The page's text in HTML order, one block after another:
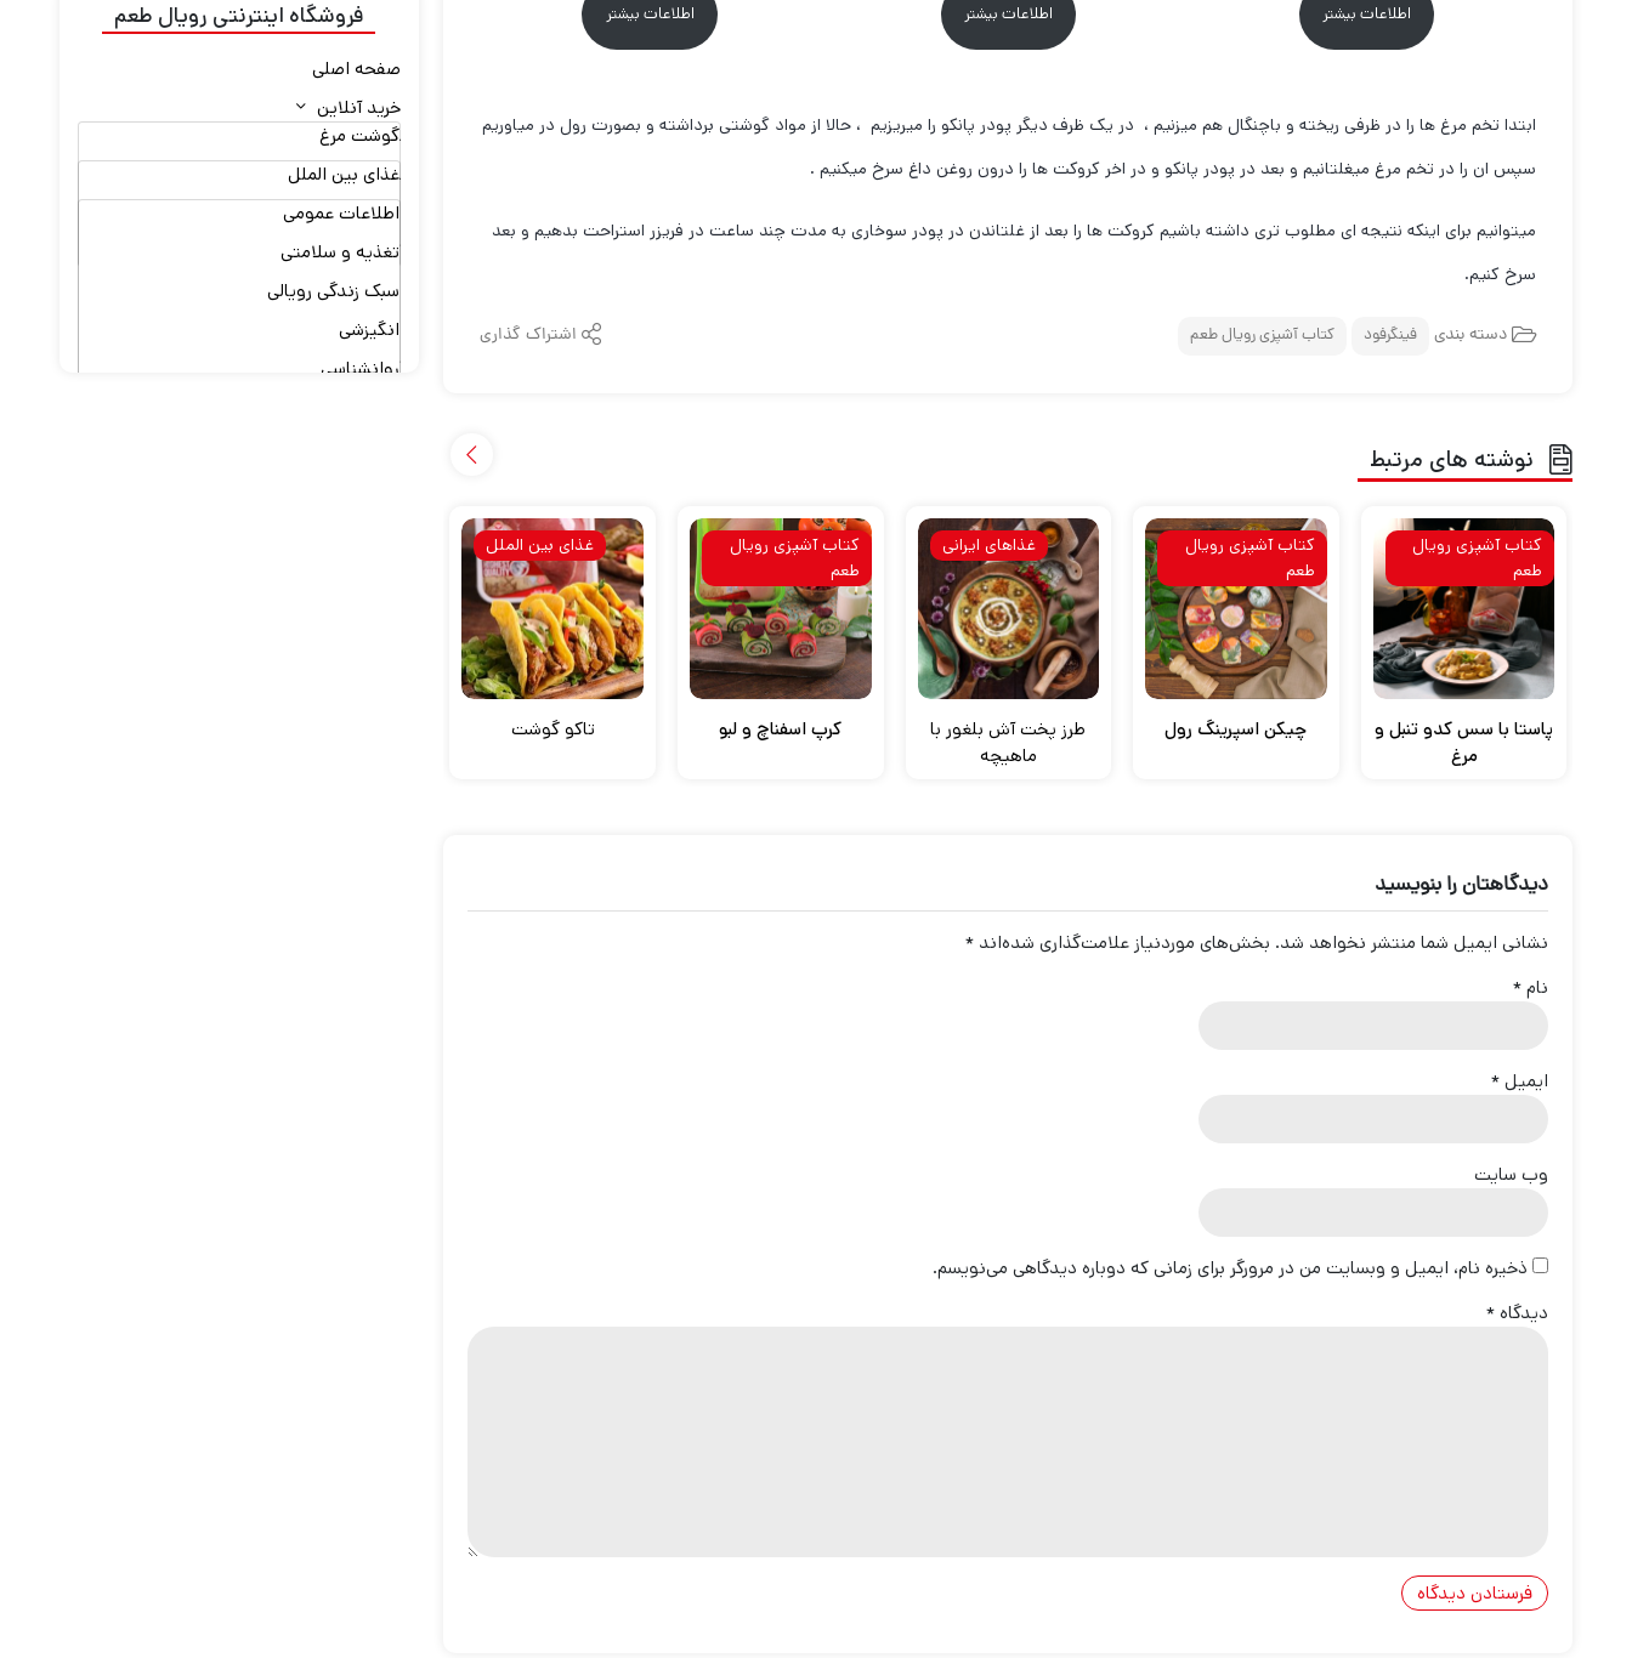
اطلاعات بیشتر اطلاعات بیشتر اطلاعات بیشتر
ابتدا تخم مرغ ها را در ظرفی ریخته و باچنگال هم میزنیم ، در یک ظرف دیگر پودر پانکو را میریزیم ، حالا از مواد گوشتی برداشته و بصورت رول در میاوریم
سپس ان را در تخم مرغ میغلتانیم و بعد در پودر پانکو و در اخر کروکت ها را درون روغن داغ سرخ میکنیم .
میتوانیم برای اینکه نتیجه ای مطلوب تری داشته باشیم کروکت ها را بعد از غلتاندن در پودر سوخاری به مدت چند ساعت در فریزر استراحت بدهیم و بعد
سرخ کنیم.
دسته بندی فینگرفود کتاب آشپزی رویال طعم اشتراک گذاری
نوشته های مرتبط
پاستا با سس کدو تنبل و
مرغ
کتاب آشپزی رویال
طعم
چیکن اسپرینگ رول
کتاب آشپزی رویال
طعم
طرز پخت آش بلغور با
ماهیچه
غذاهای ایرانی
کرپ اسفناچ و لبو
کتاب آشپزی رویال
طعم
تاکو گوشت
غذای بین الملل
دیدگاهتان را بنویسید
نشانی ایمیل شما منتشر نخواهد شد. بخش‌های موردنیاز علامت‌گذاری شده‌اند *
نام*
ایمیل*
وب‌ سایت
ذخیره نام، ایمیل و وبسایت من در مرورگر برای زمانی که دوباره دیدگاهی می‌نویسم.
دیدگاه*
فروشگاه اینترنتی رویال طعم
صفحه اصلی
خرید آنلاین
گوشت مرغ
گوشت گوساله
گوشت گوسفندی
آلایشات گوسفند
کتاب آشپزی رویال طعم
غذای بین الملل
غذاهای ایرانی
فینگرفود
سالادها
سس و چاشنی ها
آشپزی در طبیعت
کتاب رویال طعم
اطلاعات عمومی
تغذیه و سلامتی
سبک زندگی رویالی
انگیزشی
روانشناسی
درباره ما
تماس با ما
همکاری با ما
از کجا بخرم؟